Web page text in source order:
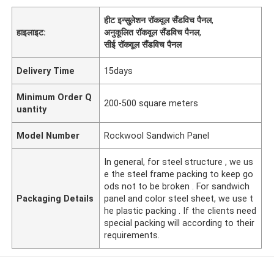
हाइलाइट:
हीट इन्सुलेशन रॉकवूल सैंडविच पैनल,
अनुकूलित रॉकवूल सैंडविच पैनल,
सीई रॉकवूल सैंडविच पैनल
Delivery Time 15days
Minimum Order Q
uantity
200-500 square meters
Model Number Rockwool Sandwich Panel
Packaging Details
In general, for steel structure , we us
e the steel frame packing to keep go
ods not to be broken . For sandwich
panel and color steel sheet, we use t
he plastic packing . If the clients need
special packing will according to their
requirements.